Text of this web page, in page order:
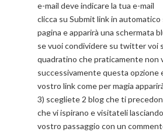
e-mail deve indicare la tua e-mail
clicca su Submit link in automatico
pagina e apparirà una schermata
se vuoi condividere su twitter voi
quadratino che praticamente non
successivamente questa opzione
vostro link come per magia
3) scegliete 2 blog che ti
che vi ispirano e visitateli
vostro passaggio con un